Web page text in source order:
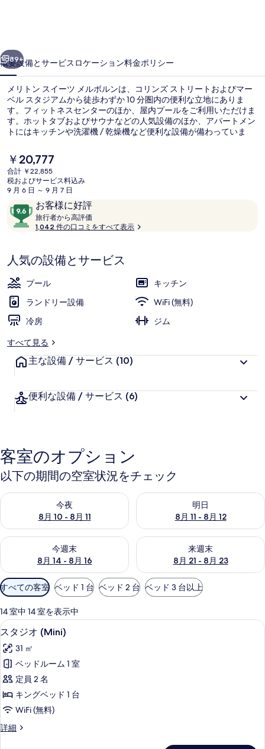
ツ
メ
ル
ボ
ル
ン
の
写
真
ギ
ラ
リ
ー
次へ
89+
概要設備とサービス ロケーション料金ポリシー
メリトン スイーツ メルボルンは、コリンズ ストリートおよびマー
ベル スタジアムから徒歩わずか 10 分圏内の便利な立地にありま
す。フィットネスセンターのほか、屋内プールをご利用いただけま
す。ホットタブおよびサウナなどの人気設備のほか、アパートメン
トにはキッチンや洗濯機 / 乾燥機など便利な設備が備わっていま
共交通機関も充実しています。フラッグスタッフ駅までは徒歩 9 分
です。
現
在
の
料
は
￥20,777
￥20,777
合計 ￥22,855
税およびサービス料込み
9 月 6 日 ～ 9 月 7 日
口
コ
ミ
お客様に好評
10
段
階
9.6、
お
客
に
好
件
の
ミ
旅行者から高評価
行
ら
1,042 件の口コミをすべて表示
人気の設備とサービス
プール
キッチン
ランドリー設備
WiFi (無料)
冷房
ジム
すべて見る
主な設備 / サービス (10)
便利な設備 / サービス (6)
客室のオプション
以下の期間の空室状況をチェック
今夜
8月 10 - 8月 11
今夜 8月 10 - 8月 11 の空室状況をチェック
明日
8月 11 - 8月 12
明日 8月 11 - 8月 12 の空室状
今週末
8月 14 - 8月 16
今週末 8月 14 - 8月 16 の空室状況をチェック
来週末
8月 21 - 8月 23
来週末 8月 21 - 8月 23 の空室
利
用
可
能
な
客
室
の
り
込
み
すべての客室 ベッド 1 台 ベッド 2 台 ベッド 3 台以上
14 室中 14 室を表示中
ス
タ
ジ
オ
(Mini)
の
す
べ
セーフティボックス (室内)、防音設
5
スタジオ (Mini)
31 ㎡
ベッドルーム 1 室
定員 2 名
キングベッド 1 台
WiFi (無料)
詳細
ス